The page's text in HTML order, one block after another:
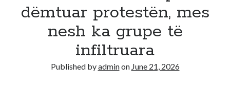
Recent Comments
No comments to show.
dëmtuar protestën, mes
nesh ka grupe të
infiltruara
Published byadminon June 21, 2026